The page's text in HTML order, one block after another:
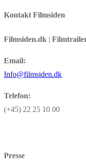
Kontakt Filmsiden
Filmsiden.dk |
Email:
Info@filmsiden.dk
Telefon:
(+45) 22 25 10 00
Presse